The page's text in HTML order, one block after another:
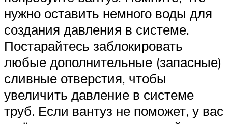
нужно оставить немного воды для
создания давления в системе.
Постарайтесь заблокировать
любые дополнительные (запасные)
сливные отверстия, чтобы
увеличить давление в системе
труб. Если вантуз не поможет, у вас